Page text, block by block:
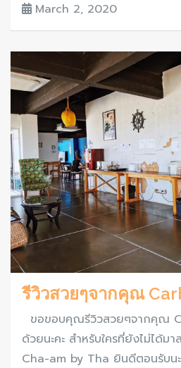
March 2, 2020
รีวิวสวยๆจากคุณ
ขอขอบคุณรีวิวสวยๆจากคุณ
ด้วยนะคะ สำหรับใครที่ยังไม่ได้ม
Cha-am by Tha ยินดีตอนรับน